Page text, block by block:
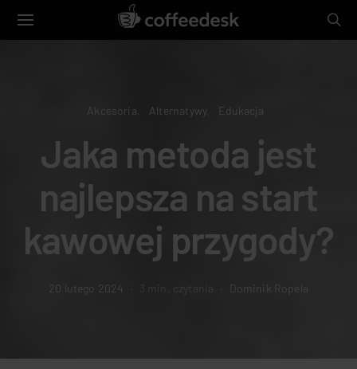
Akcesoria Alternatywy Edukacja
Jaka metoda jest
najlepsza na start
kawowej przygody?
20 lutego 2024 3 min. czytania Dominik Ropela